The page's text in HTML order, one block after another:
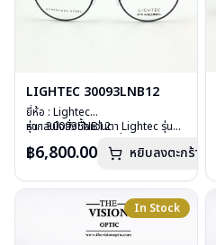
LIGHTEC 30093LNB12
ยี่ห้อ : Lightec
รุ่น : 30093LNB12
เลนส์ : Demo Lens
อุปกรณ์ : กล่องแว่น, ผ้าเช็ดแว่น
การรับประกัน : 1 ปี
หากสนใจสั่งชื้อแว่นตา Lightec รุ่นอื่น
ติดต่อเราคลิก
฿6,800.00 หยิบลงตะกร้า
In Stock